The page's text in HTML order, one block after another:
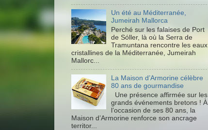
Un été au Méditerranée,
Jumeirah Mallorca
Perché sur les falaises de Port
de Sóller, là où la Serra de
Tramuntana rencontre les eaux
cristallines de la Méditerranée, Jumeirah
Mallorc...
La Maison d’Armorine célèbre
80 ans de gourmandise
Une présence affirmée sur les
grands événements bretons ! À
l’occasion de ses 80 ans, la
Maison d’Armorine renforce son ancrage
territor...